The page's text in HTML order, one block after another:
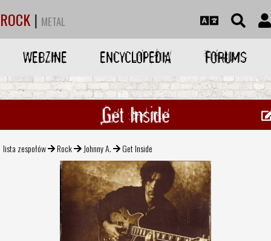
ROCK | METAL
WEBZINE ENCYCLOPEDIA FORUMS
Get Inside
lista zespołów Rock Johnny A. Get Inside